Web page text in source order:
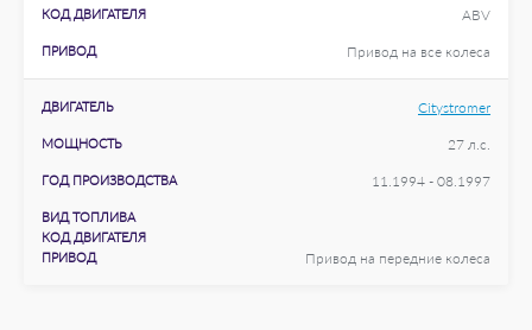
КОД ДВИГАТЕЛЯ ABV
ПРИВОД Привод на все колеса
ДВИГАТЕЛЬ Citystromer
МОЩНОСТЬ 27 л.с.
ГОД ПРОИЗВОДСТВА 11.1994 - 08.1997
ВИД ТОПЛИВА
КОД ДВИГАТЕЛЯ
ПРИВОД
Привод на передние колеса